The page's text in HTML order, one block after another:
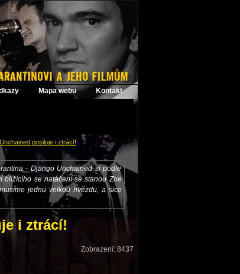
Mapa webu Kontakt
posiluje i ztrácí!
- Django Unchained si podle
blížícího se natáčení se stanou Zoe
jednu velkou hvězdu, a sice
i ztrácí!
Zobrazení: 8437